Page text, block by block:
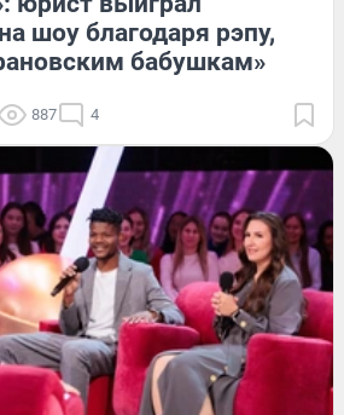
шоу благодаря рэпу,
бабушкам»
887 4